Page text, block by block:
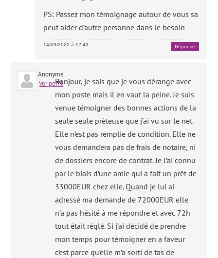
PS: Passez mon témoignage autour de vous sa
peut aider d’autre personne dans le besoin
14/09/2022 à 12:43 Réponse
Anonyme
Ver perfilBonjour, je sais que je vous dérange avec
mon poste mais il en vaut la peine. Je suis
venue témoigner des bonnes actions de la
seule seule prêteuse que j’ai vu sur le net.
Elle n’est pas remplie de condition. Elle ne
vous demandera pas de frais de notaire, ni
de dossiers encore de contrat. Je l’ai connu
par le biais d’une amie qui a fait un prêt de
33000EUR chez elle. Quand je lui ai
adressé ma demande de 72000EUR elle
n’a pas hésité à me répondre et avec 72h
tout était réglé. Si j’ai décidé de prendre
mon temps pour témoigner en a faveur
c’est parce qu’elle m’a sorti de tas de